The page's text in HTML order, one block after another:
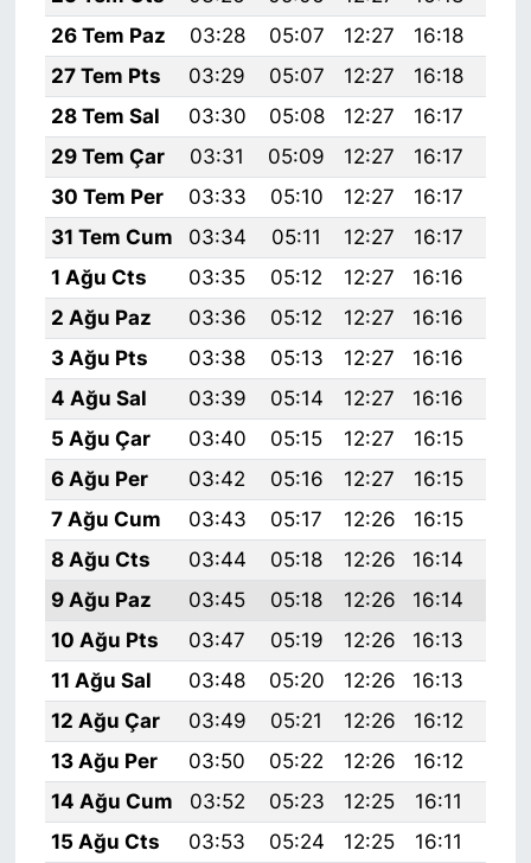
26 Tem Paz
03:28 05:07 12:27 16:18
27 Tem Pts
03:29 05:07 12:27 16:18
28 Tem Sal
03:30 05:08 12:27 16:17
29 Tem Çar
03:31 05:09 12:27 16:17
30 Tem Per
03:33 05:10 12:27 16:17
31 Tem Cum
03:34 05:11 12:27 16:17
1 Ağu Cts
03:35 05:12 12:27 16:16
2 Ağu Paz
03:36 05:12 12:27 16:16
3 Ağu Pts
03:38 05:13 12:27 16:16
4 Ağu Sal
03:39 05:14 12:27 16:16
5 Ağu Çar
03:40 05:15 12:27 16:15
6 Ağu Per
03:42 05:16 12:27 16:15
7 Ağu Cum
03:43 05:17 12:26 16:15
8 Ağu Cts
03:44 05:18 12:26 16:14
9 Ağu Paz
03:45 05:18 12:26 16:14
10 Ağu Pts
03:47 05:19 12:26 16:13
11 Ağu Sal
03:48 05:20 12:26 16:13
12 Ağu Çar
03:49 05:21 12:26 16:12
13 Ağu Per
03:50 05:22 12:26 16:12
14 Ağu Cum
03:52 05:23 12:25 16:11
15 Ağu Cts
03:53 05:24 12:25 16:11